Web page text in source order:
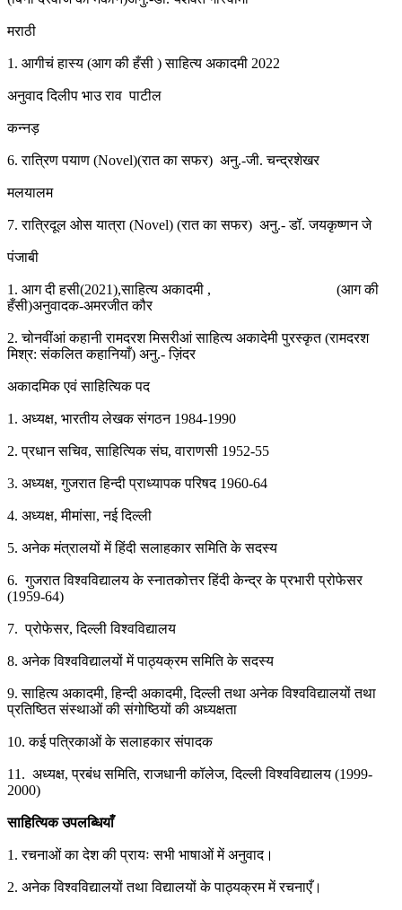
मराठी
1. आगीचं हास्य (आग की हँसी ) साहित्य अकादमी 2022
अनुवाद दिलीप भाउ राव पाटील
कन्नड़
6. रात्रिण पयाण (Novel)(रात का सफर) अनु.-जी. चन्द्रशेखर
मलयालम
7. रात्रिदूल ओस यात्रा (Novel) (रात का सफर) अनु.- डॉ. जयकृष्णन जे
पंजाबी
1. आग दी हसी(2021),साहित्य अकादमी , (आग की
हँसी)अनुवादक-अमरजीत कौर
2. चोनवींआं कहानी रामदरश मिसरीआं साहित्य अकादेमी पुरस्कृत (रामदरश
मिश्र: संकलित कहानियाँ) अनु.- ज़िंदर
अकादमिक एवं साहित्यिक पद
1. अध्यक्ष, भारतीय लेखक संगठन 1984-1990
2. प्रधान सचिव, साहित्यिक संघ, वाराणसी 1952-55
3. अध्यक्ष, गुजरात हिन्दी प्राध्यापक परिषद 1960-64
4. अध्यक्ष, मीमांसा, नई दिल्ली
5. अनेक मंत्रालयों में हिंदी सलाहकार समिति के सदस्य
6. गुजरात विश्वविद्यालय के स्नातकोत्तर हिंदी केन्द्र के प्रभारी प्रोफेसर
(1959-64)
7. प्रोफेसर, दिल्ली विश्वविद्यालय
8. अनेक विश्वविद्यालयों में पाठ्यक्रम समिति के सदस्य
9. साहित्य अकादमी, हिन्दी अकादमी, दिल्ली तथा अनेक विश्वविद्यालयों तथा
प्रतिष्ठित संस्थाओं की संगोष्ठियों की अध्यक्षता
10. कई पत्रिकाओं के सलाहकार संपादक
11. अध्यक्ष, प्रबंध समिति, राजधानी कॉलेज, दिल्ली विश्वविद्यालय (1999-
2000)
साहित्यिक उपलब्धियाँ
1. रचनाओं का देश की प्रायः सभी भाषाओं में अनुवाद।
2. अनेक विश्वविद्यालयों तथा विद्यालयों के पाठ्यक्रम में रचनाएँ।